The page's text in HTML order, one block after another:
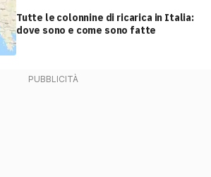
Tutte le colonnine di ricarica in Italia:
dove sono e come sono fatte